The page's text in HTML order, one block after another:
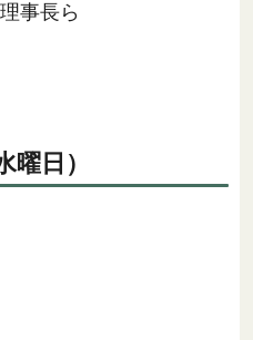
事長ら
曜日）